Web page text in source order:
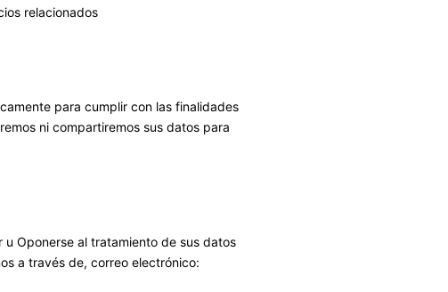
relacionados
para cumplir con las finalidades
ni compartiremos sus datos para
Oponerse al tratamiento de sus datos
a través de, correo electrónico: